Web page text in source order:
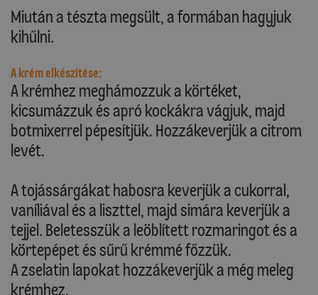
Miután a tészta megsült, a formában hagyjuk
kihűlni.
A krém elkészítése:
A krémhez meghámozzuk a körtéket,
kicsumázzuk és apró kockákra vágjuk, majd
botmixerrel pépesítjük. Hozzákeverjük a citrom
levét.
A tojássárgákat habosra keverjük a cukorral,
vaníliával és a liszttel, majd simára keverjük a
tejjel. Beletesszük a leöblített rozmaringot és a
körtepépet és sűrű krémmé főzzük.
A zselatin lapokat hozzákeverjük a még meleg
krémhez.